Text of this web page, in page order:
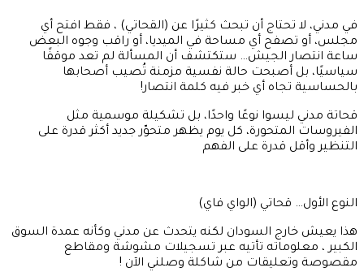
في مدني، لا تحتاج أن تبحث كثيرًا عن (القحاتي) ، فقط افتح أي
مجلس، أو تصفح أي مساحة في الميديا، أو راقب وجوه البعض
ساعة انتصار الجيش… ستكتشف أن المسألة لم تعد موقفًا
سياسيًا، بل أصبحت حالة نفسية مزمنة تُصيب أصحابها
بالحساسية تجاه أي خبر فيه كلمة انتصار!
قحاتة مدني ليسوا نوعًا واحدًا، بل تشكيلة موسمية مثل
الفيروسات المتحورة، كل يوم يظهر متحوّر جديد أكثر قدرة على
التنظير وأقل قدرة على الفهم
النوع الأول… قحاتي (الواي فاي)
هذا يعيش خارج السودان لكنه يتحدث عن مدني وكأنه عمدة السوق
الكبير ، معلوماته تأتيه عبر تسجيلات مشوشة ومقاطع
مقصوصة وتعليقات من شاكلة وصلني الآن !